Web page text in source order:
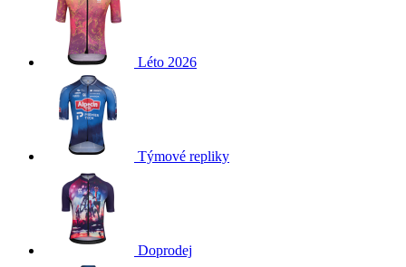
Léto 2026
Týmové repliky
Doprodej